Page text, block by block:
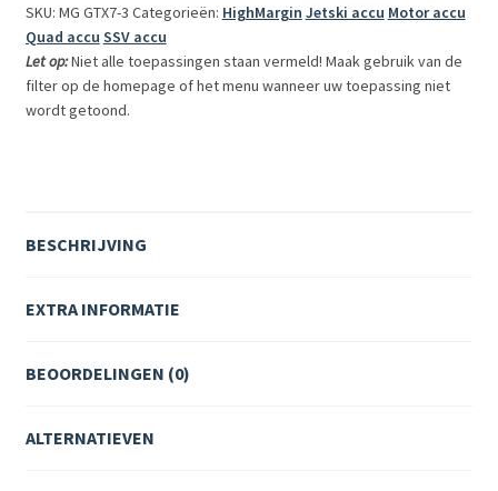
SKU: MG GTX7-3 Categorieën: HighMargin Jetski accu Motor accu
Quad accu SSV accu
Let op:Niet alle toepassingen staan vermeld! Maak gebruik van de
filter op de homepage of het menu wanneer uw toepassing niet
wordt getoond.
BESCHRIJVING
EXTRA INFORMATIE
BEOORDELINGEN (0)
ALTERNATIEVEN